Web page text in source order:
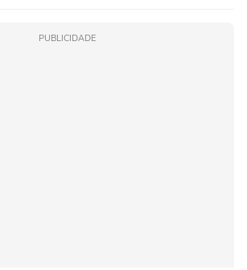
PUBLICIDADE